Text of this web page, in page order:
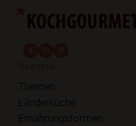
Themen
Länderküche
Ernährungsformen